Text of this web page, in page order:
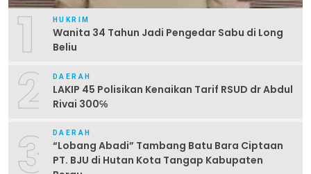
1 HUKRIM
Wanita 34 Tahun Jadi Pengedar Sabu di Long
Beliu
2 DAERAH
LAKIP 45 Polisikan Kenaikan Tarif RSUD dr Abdul
Rivai 300℅
3 DAERAH
“Lobang Abadi” Tambang Batu Bara Ciptaan
PT. BJU di Hutan Kota Tangap Kabupaten